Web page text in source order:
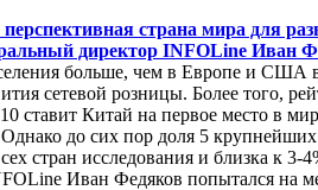
страна мира для
директор INFOLine Иван
больше, чем в Европе и США
сетевой розницы. Более того,
ставит Китай на первое место в
до сих пор доля 5
стран исследования и близка к 3-
Иван Федяков попытался на